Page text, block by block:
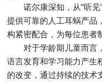
诺尔康深知，从“听
提供可靠的人工耳蜗产品
构紧密配合，为每位患者
对于学龄期儿童而言
语言发育和学习能力产生
的改变，通过持续的技术